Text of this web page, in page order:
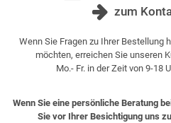
zum
Wenn Sie Fragen zu Ihrer Bestellung
möchten, erreichen Sie unseren
Mo.- Fr. in der Zeit von 9-18
Wenn Sie eine persönliche Beratung
Sie vor Ihrer Besichtigung uns